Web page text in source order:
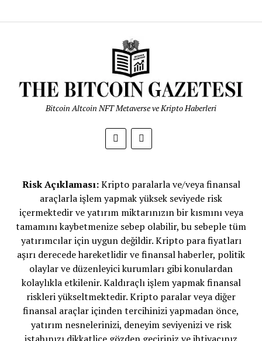
Bitcoin Altcoin NFT Metaverse ve Kripto Haberleri
Risk Açıklaması:Kripto paralarla ve/veya finansal
araçlarla işlem yapmak yüksek seviyede risk
içermektedir ve yatırım miktarınızın bir kısmını veya
tamamını kaybetmenize sebep olabilir, bu sebeple tüm
yatırımcılar için uygun değildir. Kripto para fiyatları
aşırı derecede hareketlidir ve finansal haberler, politik
olaylar ve düzenleyici kurumları gibi konulardan
kolaylıkla etkilenir. Kaldıraçlı işlem yapmak finansal
riskleri yükseltmektedir. Kripto paralar veya diğer
finansal araçlar içinden tercihinizi yapmadan önce,
yatırım nesnelerinizi, deneyim seviyenizi ve risk